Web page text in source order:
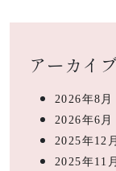
アーカイ
2026年8月
2026年6月
2025年12月
2025年11月